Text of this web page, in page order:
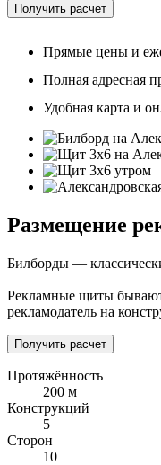
Получить расчет
Прямые цены и
Полная адресная
Удобная карта и
Размещение
Билборды —
Рекламные щиты
рекламодатель на
Получить расчет
Протяжённость
200 м
Конструкций
5
Сторон
10